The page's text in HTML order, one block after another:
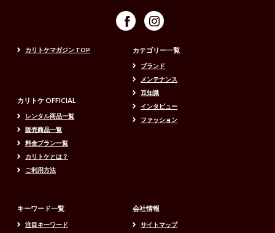
カリトケマガジン TOP
カリトケ OFFICIAL
レンタル商品一覧
販売商品一覧
料金プラン一覧
カリトケとは？
ご利用方法
カテゴリー一覧
ブランド
メンテナンス
豆知識
インタビュー
ファッション
キーワード一覧
注目キーワード
会社情報
サイトマップ